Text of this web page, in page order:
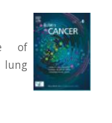
of